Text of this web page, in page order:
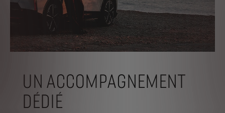
UN ACCOMPAGNEMENT
DÉDIÉ